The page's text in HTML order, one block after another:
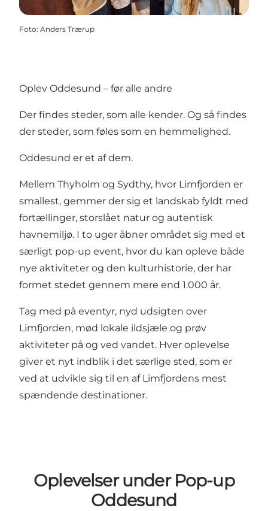
Foto: Anders Trærup
Oplev Oddesund – før alle andre
Der findes steder, som alle kender. Og så findes
der steder, som føles som en hemmelighed.
Oddesund er et af dem.
Mellem Thyholm og Sydthy, hvor Limfjorden er
smallest, gemmer der sig et landskab fyldt med
fortællinger, storslået natur og autentisk
havnemiljø. I to uger åbner området sig med et
særligt pop-up event, hvor du kan opleve både
nye aktiviteter og den kulturhistorie, der har
formet stedet gennem mere end 1.000 år.
Tag med på eventyr, nyd udsigten over
Limfjorden, mød lokale ildsjæle og prøv
aktiviteter på og ved vandet. Hver oplevelse
giver et nyt indblik i det særlige sted, som er
ved at udvikle sig til en af Limfjordens mest
spændende destinationer.
Oplevelser under Pop-up
Oddesund